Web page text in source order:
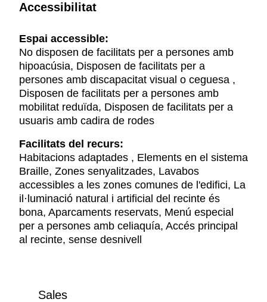
Accessibilitat
Espai accessible:
No disposen de facilitats per a persones amb
hipoacúsia, Disposen de facilitats per a
persones amb discapacitat visual o ceguesa ,
Disposen de facilitats per a persones amb
mobilitat reduïda, Disposen de facilitats per a
usuaris amb cadira de rodes
Facilitats del recurs:
Habitacions adaptades , Elements en el sistema
Braille, Zones senyalitzades, Lavabos
accessibles a les zones comunes de l'edifici, La
il·luminació natural i artificial del recinte és
bona, Aparcaments reservats, Menú especial
per a persones amb celiaquía, Accés principal
al recinte, sense desnivell
Sales